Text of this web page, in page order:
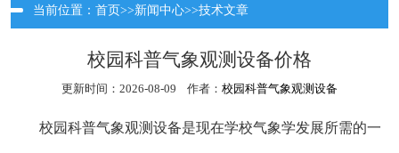
当前位置： 首页>>新闻中心>>技术文章
校园科普气象观测设备价格
更新时间：2026-08-09 作者： 校园科普气象观测设备
校园科普气象观测设备是现在学校气象学发展所需的一